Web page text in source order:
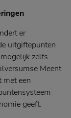
er
uitgiftepunten
zelfs
Meent
met een
geeft.